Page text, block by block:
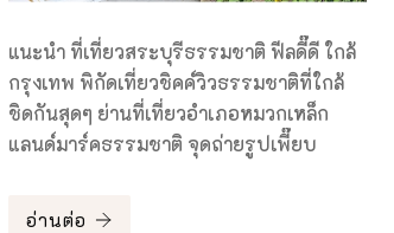
แนะนำ ที่เที่ยวสระบุรีธรรมชาติ ฟีลดี๊ดี ใกล้
กรุงเทพ พิกัดเที่ยวชิคค์วิวธรรมชาติที่ใกล้
ชิดกันสุดๆ ย่านที่เที่ยวอำเภอหมวกเหล็ก
แลนด์มาร์คธรรมชาติ จุดถ่ายรูปเพี๊ยบ
อ่านต่อ